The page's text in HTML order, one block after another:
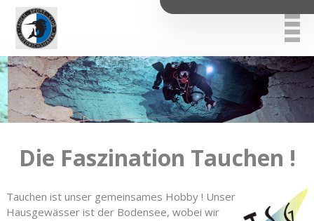
Die Faszination Tauchen !
Tauchen ist unser gemeinsames Hobby ! Unser
Hausgewässer ist der Bodensee, wobei wir